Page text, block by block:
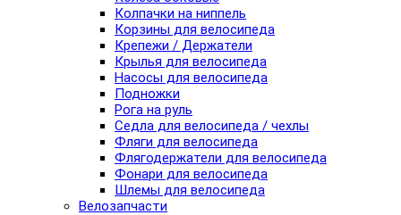
Колпачки на ниппель
Корзины для велосипеда
Крепежи / Держатели
Крылья для велосипеда
Насосы для велосипеда
Подножки
Рога на руль
Седла для велосипеда / чехлы
Фляги для велосипеда
Флягодержатели для велосипеда
Фонари для велосипеда
Шлемы для велосипеда
Велозапчасти